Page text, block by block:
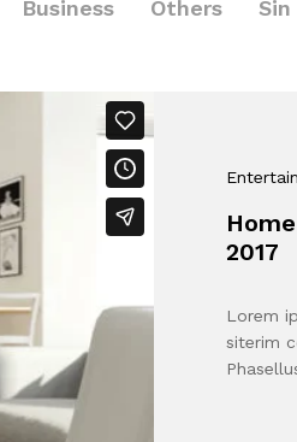
Business Others
2017
Lorem
siterim